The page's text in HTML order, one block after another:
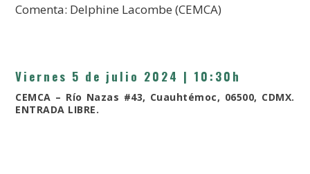
Comenta: Delphine Lacombe (CEMCA)
Viernes 5 de julio 2024 | 10:30h
CEMCA – Río Nazas #43, Cuauhtémoc, 06500, CDMX.
ENTRADA LIBRE.